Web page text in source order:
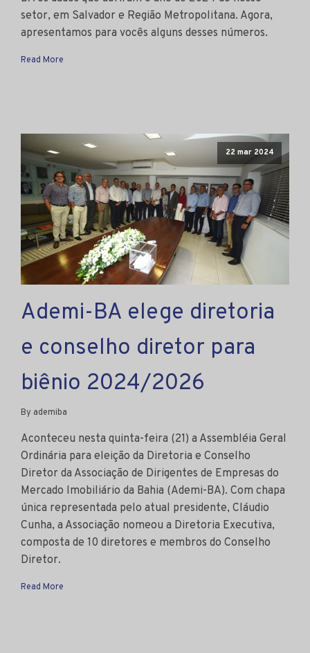
setor, em Salvador e Região Metropolitana. Agora,
apresentamos para vocês alguns desses números.
Read More
22 mar 2024
Ademi-BA elege diretoria
e conselho diretor para
biênio 2024/2026
By ademiba
Aconteceu nesta quinta-feira (21) a Assembléia Geral
Ordinária para eleição da Diretoria e Conselho
Diretor da Associação de Dirigentes de Empresas do
Mercado Imobiliário da Bahia (Ademi-BA). Com chapa
única representada pelo atual presidente, Cláudio
Cunha, a Associação nomeou a Diretoria Executiva,
composta de 10 diretores e membros do Conselho
Diretor.
Read More